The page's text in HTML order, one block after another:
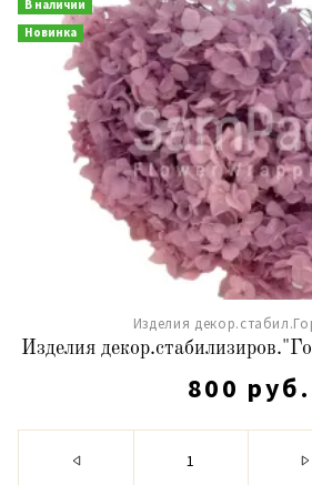
В наличии
Новинка
Изделия
Изделия
800 руб.